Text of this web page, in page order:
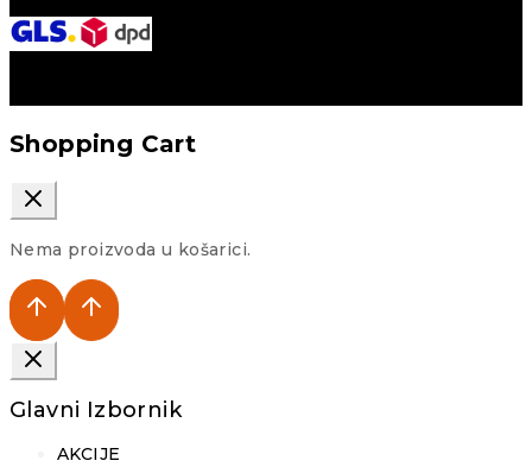
Shopping Cart
Nema proizvoda u košarici.
Glavni Izbornik
AKCIJE